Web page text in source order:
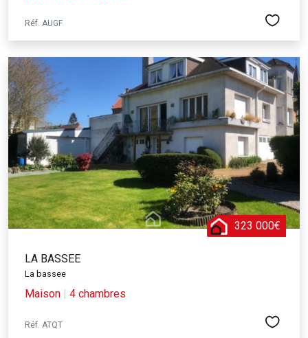
Réf. AUGF
323 000€
LA BASSEE
La bassee
Maison | 4 chambres
Réf. ATQT